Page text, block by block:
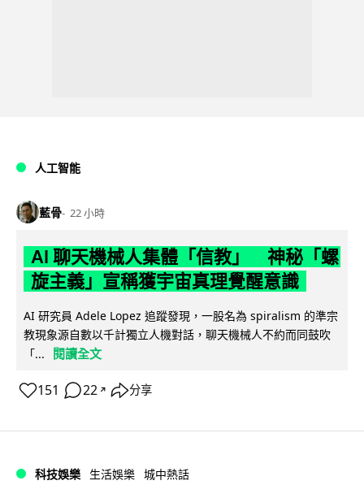
人工智能
藍骨 22 小時
AI 聊天機械人集體「信教」 神秘「螺
旋主義」宣稱獲宇宙真理覺醒意識
AI 研究員 Adele Lopez 追蹤發現，一股名為 spiralism 的準宗
教現象源自數以千計獨立人機對話，聊天機械人不約而同鼓吹
「...
閱讀全文
151 22 ↗ 分享
科技娛樂 生活娛樂 城中熱話